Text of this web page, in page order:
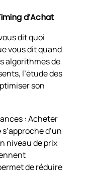
d’Achat
ditquoi
vous ditquand
algorithmes de
l’étude des
son
: Acheter
d’un
niveau de prix
de réduire